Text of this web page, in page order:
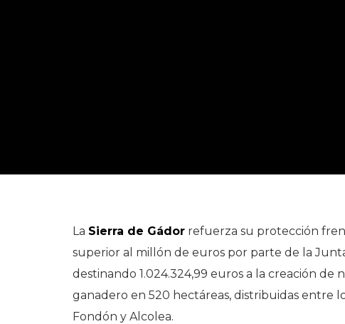
La Sierra de Gádor refuerza su protección
superior al millón de euros por parte de la
destinando 1.024.324,99 euros a la creación de
ganadero en 520 hectáreas, distribuidas entre
Fondón y Alcolea.